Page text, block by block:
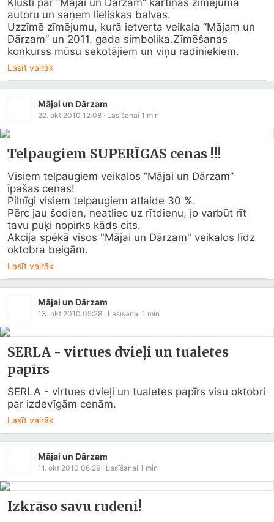
Kļūsti par “Mājai un Dārzam” kartiņas zīmējuma
autoru un saņem lieliskas balvas.
Uzzīmē zīmējumu, kurā ietverta veikala “Mājam un
Dārzam” un 2011. gada simbolika.Zīmēšanas
konkurss mūsu sekotājiem un viņu radiniekiem.
Lasīt vairāk
Mājai un Dārzam
22. okt 2010 12:08 · Lasīšanai 1 min
Telpaugiem SUPERĪGAS cenas !!!
Visiem telpaugiem veikalos “Mājai un Dārzam”
īpašas cenas!
Pilnīgi visiem telpaugiem atlaide 30 %.
Pērc jau šodien, neatliec uz rītdienu, jo varbūt rīt
tavu puķi nopirks kāds cits.
Akcija spēkā visos "Mājai un Dārzam" veikalos līdz
oktobra beigām.
Lasīt vairāk
Mājai un Dārzam
13. okt 2010 05:28 · Lasīšanai 1 min
SERLA - virtues dvieļi un tualetes
papīrs
SERLA - virtues dvieļi un tualetes papīrs visu oktobri
par izdevīgām cenām.
Lasīt vairāk
Mājai un Dārzam
11. okt 2010 06:29 · Lasīšanai 1 min
Izkrāso savu rudeni!